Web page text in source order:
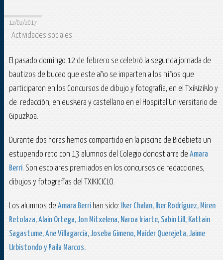
12/02/2017
Actividades sociales
El pasado domingo 12 de febrero se celebró la segunda jornada de
bautizos de buceo que este año se imparten a los niños que
participaron en los Concursos de dibujo y fotografía, en el Txikiziklo y
de redacción, en euskera y castellano en el Hospital Universitario de
Gipuzkoa.
Durante dos horas hemos compartido en la piscina de Bidebieta un
estupendo rato con 13 alumnos del Colegio donostiarra de Amara
Berri. Son escolares premiados en los concursos de redacciones,
dibujos y fotografías del TXIKICICLO.
Los alumnos de Amara Berri han sido: Iker Chalan, Iker Rodríguez, Miren
Retolaza, Alain Ortega, Jon Mitxelena, Naroa Iriarte, Sabin Lill, Kattain
Sagastume, Ane Villagarcía, Joseba Gimeno, Maider Querejeta, Jaime
Urbistondo y Paila Marcos.